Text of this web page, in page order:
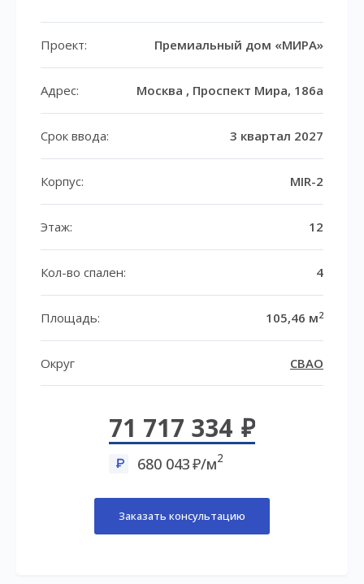
Проект: Премиальный дом «МИРА»
Адрес: Москва , Проспект Мира, 186а
Срок ввода: 3 квартал 2027
Корпус: MIR-2
Этаж: 12
Кол-во спален: 4
Площадь: 105,46 м2
Округ СВАО
71 717 334
680 043 /м2
Заказать консультацию